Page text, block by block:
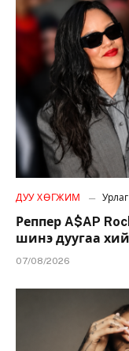
ДУУ ХӨГЖИМ Урлаг
Реппер A$AP
шинэ дуугаа
07/08/2026